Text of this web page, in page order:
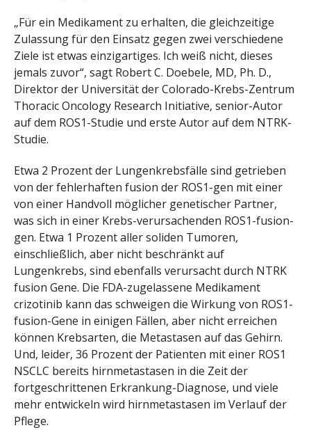
„Für ein Medikament zu erhalten, die gleichzeitige
Zulassung für den Einsatz gegen zwei verschiedene
Ziele ist etwas einzigartiges. Ich weiß nicht, dieses
jemals zuvor“, sagt Robert C. Doebele, MD, Ph. D.,
Direktor der Universität der Colorado-Krebs-Zentrum
Thoracic Oncology Research Initiative, senior-Autor
auf dem ROS1-Studie und erste Autor auf dem NTRK-
Studie.
Etwa 2 Prozent der Lungenkrebsfälle sind getrieben
von der fehlerhaften fusion der ROS1-gen mit einer
von einer Handvoll möglicher genetischer Partner,
was sich in einer Krebs-verursachenden ROS1-fusion-
gen. Etwa 1 Prozent aller soliden Tumoren,
einschließlich, aber nicht beschränkt auf
Lungenkrebs, sind ebenfalls verursacht durch NTRK
fusion Gene. Die FDA-zugelassene Medikament
crizotinib kann das schweigen die Wirkung von ROS1-
fusion-Gene in einigen Fällen, aber nicht erreichen
können Krebsarten, die Metastasen auf das Gehirn.
Und, leider, 36 Prozent der Patienten mit einer ROS1
NSCLC bereits hirnmetastasen in die Zeit der
fortgeschrittenen Erkrankung-Diagnose, und viele
mehr entwickeln wird hirnmetastasen im Verlauf der
Pflege.